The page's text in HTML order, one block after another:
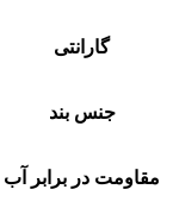
گارانتی
جنس بند
مقاومت در برابر آب